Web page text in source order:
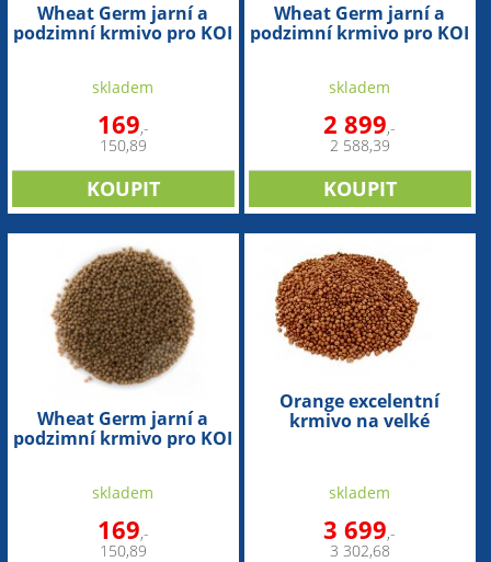
Wheat Germ jarní a
podzimní krmivo pro KOI
skladem
169,-
150,89
Wheat Germ jarní a
podzimní krmivo pro KOI
skladem
2 899,-
2 588,39
Wheat Germ jarní a
podzimní krmivo pro KOI
skladem
169,-
150,89
Orange excelentní
krmivo na velké
skladem
3 699,-
3 302,68